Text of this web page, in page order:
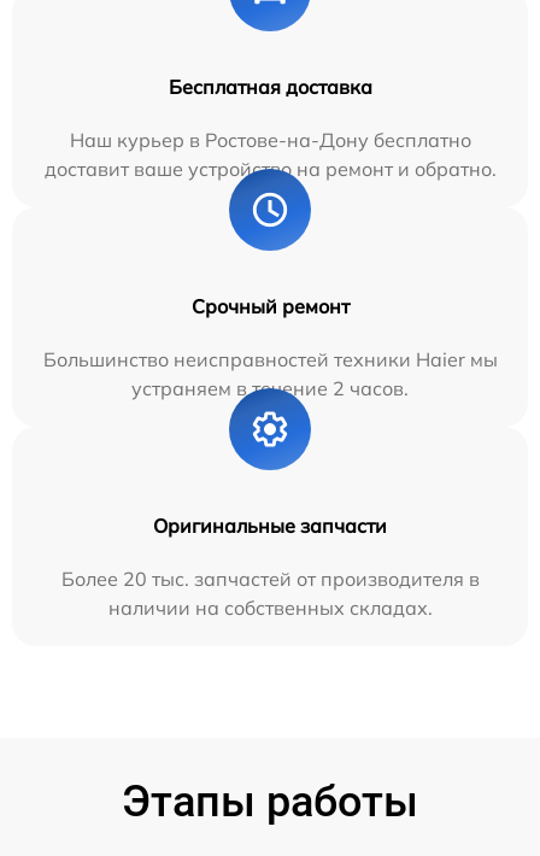
Бесплатная доставка
Наш курьер в Ростове-на-Дону бесплатно
доставит ваше устройство на ремонт и обратно.
Срочный ремонт
Большинство неисправностей техники Haier мы
устраняем в течение 2 часов.
Оригинальные запчасти
Более 20 тыс. запчастей от производителя в
наличии на собственных складах.
Этапы работы